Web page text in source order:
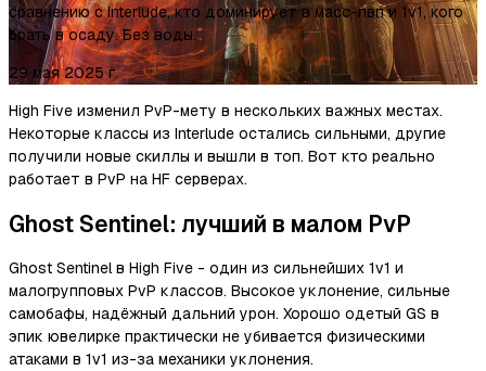
сравнению с Interlude, кто доминирует в масс-пвп и 1v1, кого
брать в осаду. Без воды.
29 мая 2025 г.
High Five изменил PvP-мету в нескольких важных местах.
Некоторые классы из Interlude остались сильными, другие
получили новые скиллы и вышли в топ. Вот кто реально
работает в PvP на HF серверах.
Ghost Sentinel: лучший в малом PvP
Ghost Sentinel в High Five - один из сильнейших 1v1 и
малогрупповых PvP классов. Высокое уклонение, сильные
самобафы, надёжный дальний урон. Хорошо одетый GS в
эпик ювелирке практически не убивается физическими
атаками в 1v1 из-за механики уклонения.